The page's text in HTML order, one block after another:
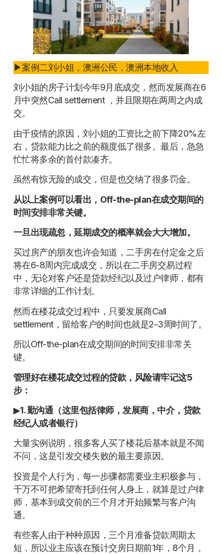
▶案例二刘小姐，澳洲公民，澳洲本地收入
刘小姐的房子计划今年9月底成交，然而发展商在6
月中突然Call settlement ，并且限期在两周之内成
交。
由于疫情的原因，刘小姐的工资比之前下降20%左
右，贷款能力比之前的额度低了很多。最后，急急
忙忙将多余的首付款凑齐。
虽然有惊无险的成交，但是也交纳了很多罚金。
从以上案例可以看出，Off-the-plan在成交期间的
时间安排非常关键。
一旦出现疏忽，延期成交的概率就会大大增加。
买过房产的朋友也许会知道，二手房在付定金之后
将在6-8周内完成成交，所以在二手房交易过程
中，无论对客户还是贷款经纪以及过户律师，都有
非常详细的工作计划。
然而在楼花成交过程中，只要发展商Call
settlement，留给客户的时间也就是2-3周时间了。
所以Off-the-plan在成交期间的时间安排非常关
键。
管理好在楼花成交过程的贷款，风险请牢记这5
步：
▶1. 勤沟通（这里包括律师，发展商，中介，贷款
经纪人或者银行）
大量实例说明，很多客人买了楼花后基本就是不闻
不问，这是引发交楼失败的最主要原因。
投资是个人行为，每一步骤都需要业主积极参与，
千万不可把希望寄托到任何人身上，就算是过户律
师，基本到成交前的三个月才开始频繁与客户沟
通。
有些客人由于种种原因，三个月准备贷款周期太
短，所以业主应该在预计交房日期前1年，8个月，